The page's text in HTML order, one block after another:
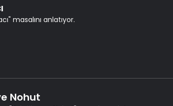
masalını anlatıyor.
Nohut